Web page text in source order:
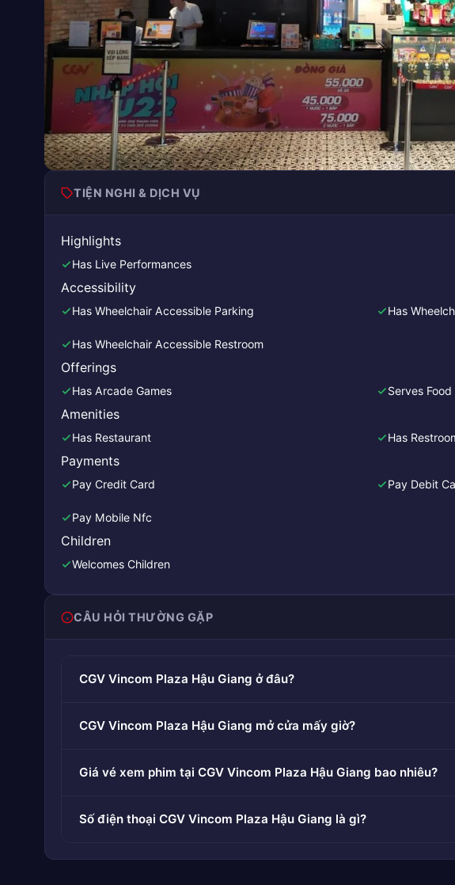
TIỆN NGHI & DỊCH VỤ
Highlights
Has Live Performances
Accessibility
Has Wheelchair Accessible Parking Has
Has Wheelchair Accessible Restroom
Offerings
Has Arcade Games Serves Food
Amenities
Has Restaurant Has
Payments
Pay Credit Card Pay Debit
Pay Mobile Nfc
Children
Welcomes Children
CÂU HỎI THƯỜNG GẶP
CGV Vincom Plaza Hậu Giang ở đâu?
CGV Vincom Plaza Hậu Giang mở cửa mấy giờ?
Giá vé xem phim tại CGV Vincom Plaza Hậu Giang bao nhiêu?
Số điện thoại CGV Vincom Plaza Hậu Giang là gì?